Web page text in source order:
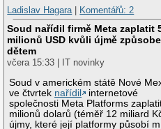
Ladislav Hagara| Komentářů: 2
Soud nařídil firmě Meta zaplatit
milionů USD kvůli újmě
dětem
včera 15:33 | IT novinky
Soud v americkém státě Nové
ve čtvrtek nařídil
internetové
společnosti Meta Platforms
milionů dolarů (téměř 12 miliard
újmy, které její platformy působí